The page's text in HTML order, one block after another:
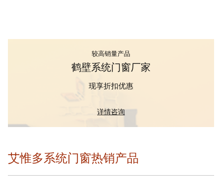
较高销量产品
鹤壁系统门窗厂家
现享折扣优惠
详情咨询
艾惟多系统门窗热销产品